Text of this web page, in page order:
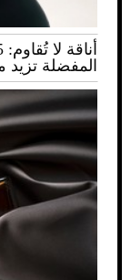
المفضلة